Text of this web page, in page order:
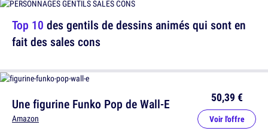
Une figurine Funko Pop de Wall-E
Amazon
50,39 €
Voir l'offre
Top 10 des gentils de dessins animés qui sont en
fait des sales cons